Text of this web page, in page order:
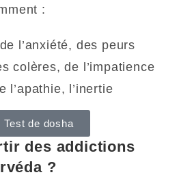
:
l’anxiété, des peurs
colères, de l’impatience
l’apathie, l’inertie
Test de dosha
des addictions
?